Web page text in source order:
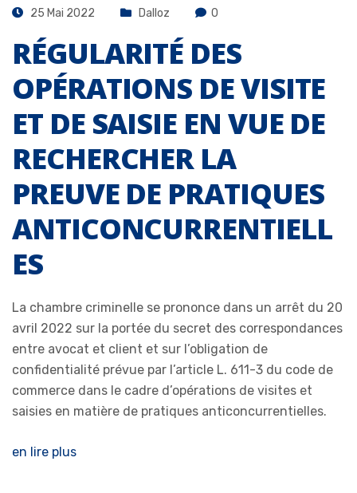
25 Mai 2022 Dalloz 0
RÉGULARITÉ DES
OPÉRATIONS DE VISITE
ET DE SAISIE EN VUE DE
RECHERCHER LA
PREUVE DE PRATIQUES
ANTICONCURRENTIELL
ES
La chambre criminelle se prononce dans un arrêt du 20
avril 2022 sur la portée du secret des correspondances
entre avocat et client et sur l’obligation de
confidentialité prévue par l’article L. 611-3 du code de
commerce dans le cadre d’opérations de visites et
saisies en matière de pratiques anticoncurrentielles.
en lire plus